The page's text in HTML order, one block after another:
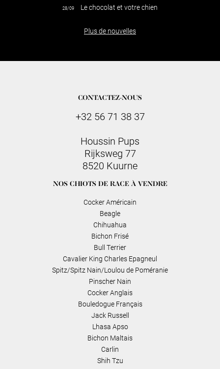
28/09 Le chocolat et votre chien
Plus de nouvelles
CONTACTEZ-NOUS
+32 56 71 38 37
Houssin Pups
Rijksweg 77
8520 Kuurne
NOS CHIOTS DE RACE À VENDRE
Cocker Américain
Beagle
Chihuahua
Bichon Frisé
Bull Terrier
Cavalier King Charles Epagneul
Spitz/Spitz Nain/Loulou de Poméranie
Pinscher Nain
Cocker Anglais
Bouledogue Français
Jack Russell
Lhasa Apso
Bichon Maltais
Carlin
Shih Tzu